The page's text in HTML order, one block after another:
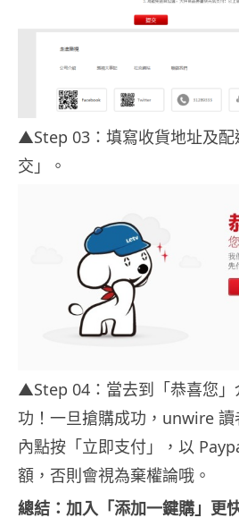
▲Step 03：填寫收貨地址及配
交」。
▲Step 04：當去到「恭喜您」
功！一旦搶購成功，unwire
內點按「立即支付」，以
額，否則會視為棄權論哦。
總結：加入「添加一鍵購」更